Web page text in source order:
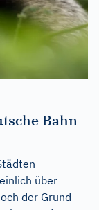
Bahn
über
der Grund